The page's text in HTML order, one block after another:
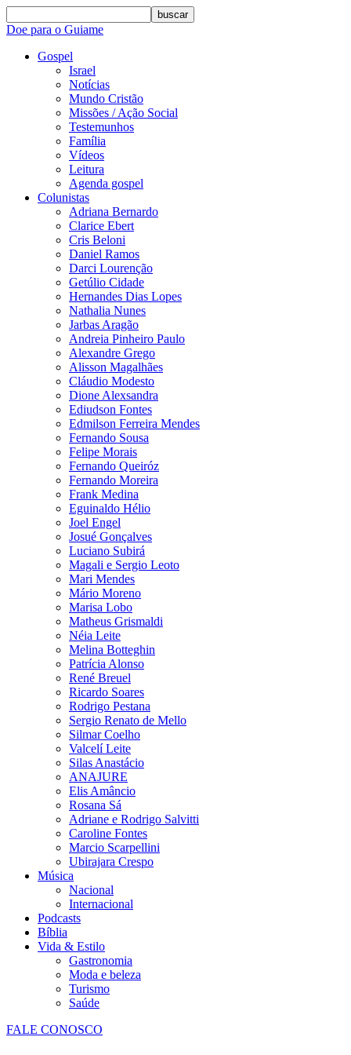
buscar
Doe para o Guiame
Gospel
Israel
Notícias
Mundo Cristão
Missões / Ação Social
Testemunhos
Família
Vídeos
Leitura
Agenda gospel
Colunistas
Adriana Bernardo
Clarice Ebert
Cris Beloni
Daniel Ramos
Darci Lourenção
Getúlio Cidade
Hernandes Dias Lopes
Nathalia Nunes
Jarbas Aragão
Andreia Pinheiro Paulo
Alexandre Grego
Alisson Magalhães
Cláudio Modesto
Dione Alexsandra
Ediudson Fontes
Edmilson Ferreira Mendes
Fernando Sousa
Felipe Morais
Fernando Queiróz
Fernando Moreira
Frank Medina
Eguinaldo Hélio
Joel Engel
Josué Gonçalves
Luciano Subirá
Magali e Sergio Leoto
Mari Mendes
Mário Moreno
Marisa Lobo
Matheus Grismaldi
Néia Leite
Melina Botteghin
Patrícia Alonso
René Breuel
Ricardo Soares
Rodrigo Pestana
Sergio Renato de Mello
Silmar Coelho
Valcelí Leite
Silas Anastácio
ANAJURE
Elis Amâncio
Rosana Sá
Adriane e Rodrigo Salvitti
Caroline Fontes
Marcio Scarpellini
Ubirajara Crespo
Música
Nacional
Internacional
Podcasts
Bíblia
Vida & Estilo
Gastronomia
Moda e beleza
Turismo
Saúde
FALE CONOSCO